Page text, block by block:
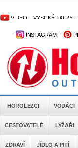
VIDEO - VYSOKÉ TATRY -
- INSTAGRAM -
HOROLEZCI VODÁCI
CESTOVATELÉ LYŽAŘI
ZDRAVÍ JÍDLO A PITÍ